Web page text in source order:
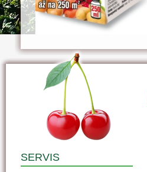
SERVIS